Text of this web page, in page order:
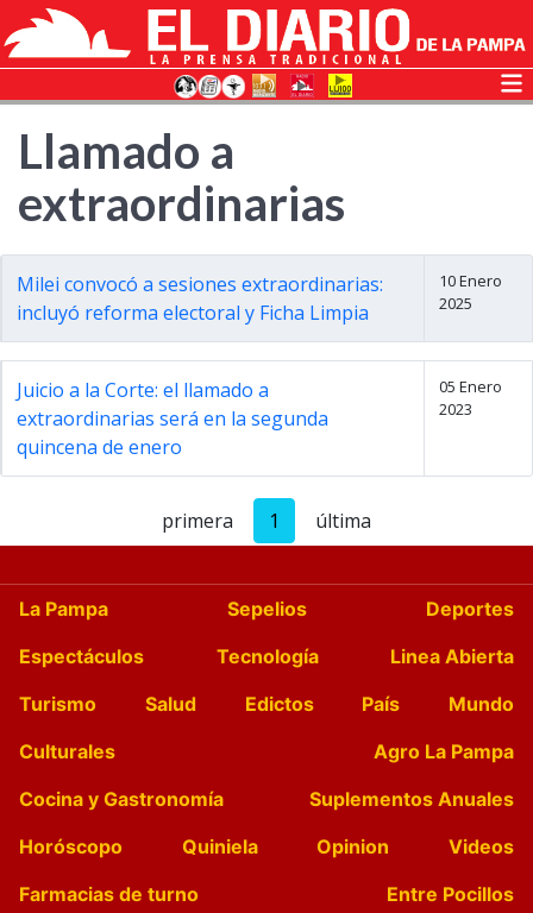
Llamado a
extraordinarias
Milei convocó a sesiones extraordinarias:
incluyó reforma electoral y Ficha Limpia
10 Enero
2025
Juicio a la Corte: el llamado a
extraordinarias será en la segunda
quincena de enero
05 Enero
2023
primera 1 última
La Pampa Sepelios
Deportes
Espectáculos
Tecnología
Linea Abierta
Turismo
Salud Edictos País
Mundo
Culturales
Agro La Pampa
Cocina y Gastronomía
Suplementos Anuales
Horóscopo
Quiniela Opinion
Videos
Farmacias de turno
Entre Pocillos